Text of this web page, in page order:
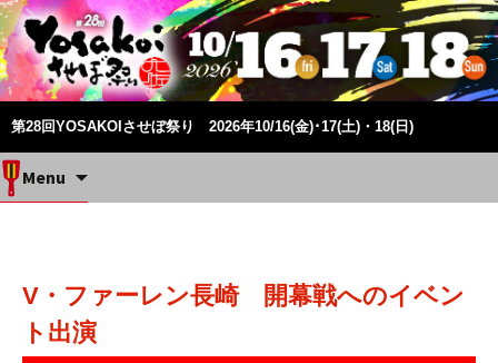
第28回YOSAKOIさせぼ祭り 2026年10/16(金)･17(土)・18(日)
Menu
V・ファーレン長崎 開幕戦へのイベン
ト出演